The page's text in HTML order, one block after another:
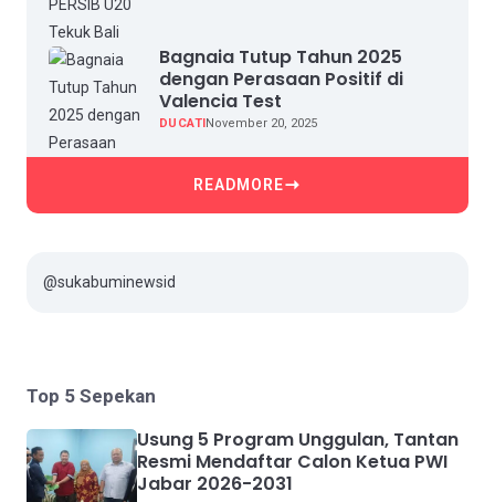
Bagnaia Tutup Tahun 2025
dengan Perasaan Positif di
Valencia Test
DUCATI November 20, 2025
READMORE
@sukabuminewsid
Top 5 Sepekan
Usung 5 Program Unggulan, Tantan
Resmi Mendaftar Calon Ketua PWI
Jabar 2026-2031